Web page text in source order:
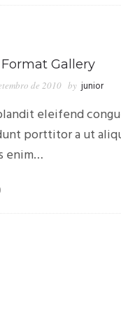
Gallery
de 2010 by junior
eleifend
porttitor a ut
enim…